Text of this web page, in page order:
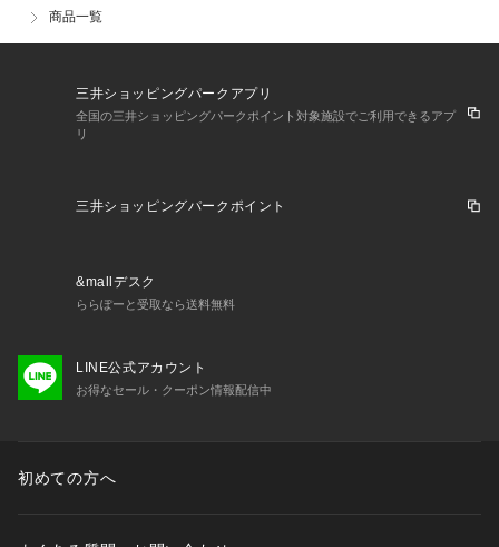
商品一覧
三井ショッピングパークアプリ
全国の三井ショッピングパークポイント対象施設でご利用できるアプ
リ
三井ショッピングパークポイント
&mallデスク
ららぽーと受取なら送料無料
LINE公式アカウント
お得なセール・クーポン情報配信中
初めての方へ